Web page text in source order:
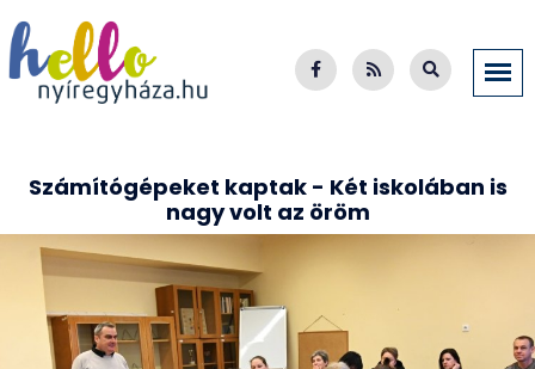
Számítógépeket kaptak - Két iskolában is
nagy volt az öröm